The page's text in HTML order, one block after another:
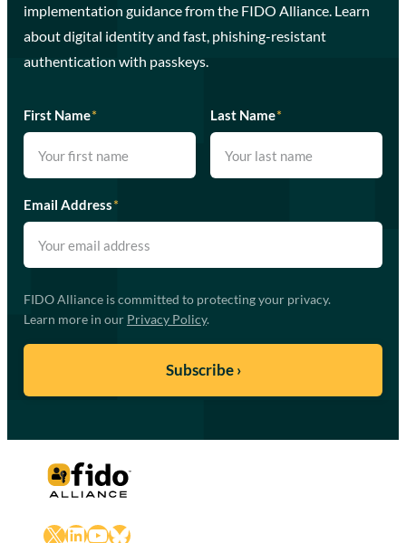
implementation guidance from the FIDO Alliance. Learn
about digital identity and fast, phishing-resistant
authentication with passkeys.
First Name* Last Name*
Email Address*
FIDO Alliance is committed to protecting your privacy.
Learn more in our Privacy Policy.
X LinkedIn
YouTube
Bluesky